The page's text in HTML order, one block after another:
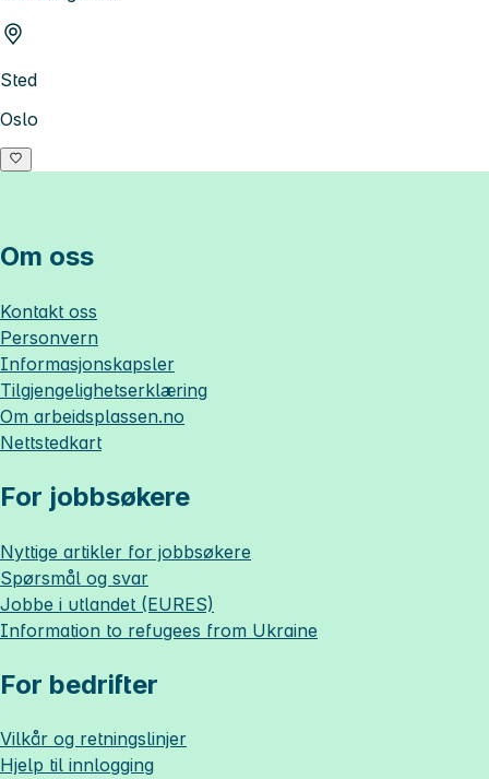
Sted
Oslo
Om oss
Kontakt oss
Personvern
Informasjonskapsler
Tilgjengelighetserklæring
Om arbeidsplassen.no
Nettstedkart
For jobbsøkere
Nyttige artikler for jobbsøkere
Spørsmål og svar
Jobbe i utlandet (EURES)
Information to refugees from Ukraine
For bedrifter
Vilkår og retningslinjer
Hjelp til innlogging